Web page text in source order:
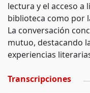
lectura y el acceso a
biblioteca como por
La conversación
mutuo, destacando
experiencias
Transcripciones